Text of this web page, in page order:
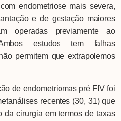
endometriose mais severa,
e de gestação maiores
operadas previamente ao
estudos tem falhas
permitem que extrapolemos
de endometriomas pré FIV foi
recentes (30, 31) que
da cirurgia em termos de taxas